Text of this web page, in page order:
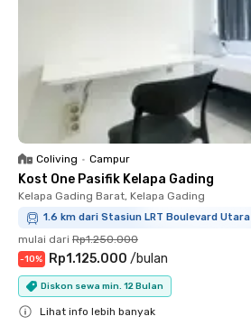
Coliving • Campur
Kost One Pasifik Kelapa Gading
Kelapa Gading Barat, Kelapa Gading
1.6 km dari Stasiun LRT Boulevard Utara
mulai dari Rp1.250.000
-10% Rp1.125.000 /bulan
Diskon sewa min. 12 Bulan
Lihat info lebih banyak